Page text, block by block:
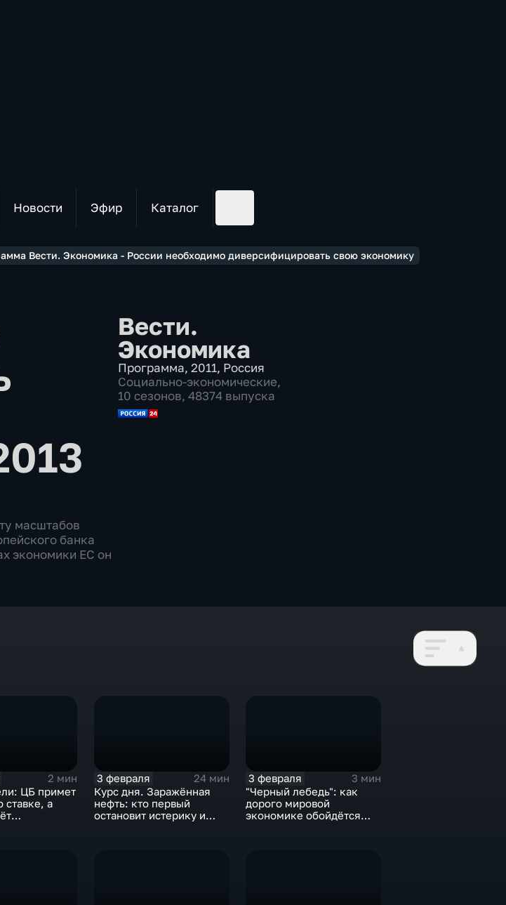
Новости Эфир Каталог
Вести. Экономика - России необходимо диверсифицировать свою экономику
масштабов
банка
экономики ЕС он
Вести.
Экономика
Программа, 2011, Россия
Социально-экономические,
10 сезонов, 48374 выпуска
2 мин
ЦБ примет
ставке, а
3 февраля
24 мин
Курс дня. Заражённая
нефть: кто первый
остановит истерику и
3 февраля
3 мин
"Черный лебедь": как
дорого мировой
экономике обойдётся